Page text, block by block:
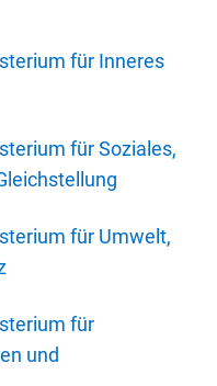
für Inneres
für Soziales,
für Umwelt,
für
und